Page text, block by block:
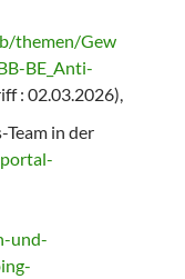
themen/Gew
BE_Anti-
: 02.03.2026),
in der
und-